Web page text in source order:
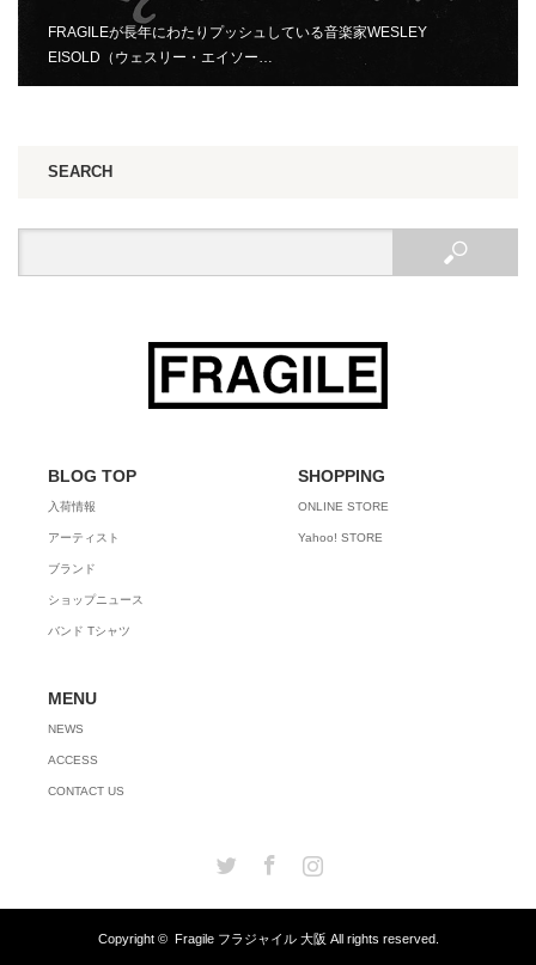
FRAGILEが長年にわたりプッシュしている音楽家WESLEY
EISOLD（ウェスリー・エイソー…
SEARCH
BLOG TOP
入荷情報
アーティスト
ブランド
ショップニュース
バンド Tシャツ
SHOPPING
ONLINE STORE
Yahoo! STORE
MENU
NEWS
ACCESS
CONTACT US
Twitter Facebook
Copyright © Fragile フラジャイル 大阪 All rights reserved.